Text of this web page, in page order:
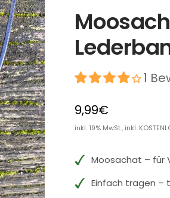
1
9,99€
inkl. 19% MwSt., inkl.
Moosachat – für
Einfach tragen –